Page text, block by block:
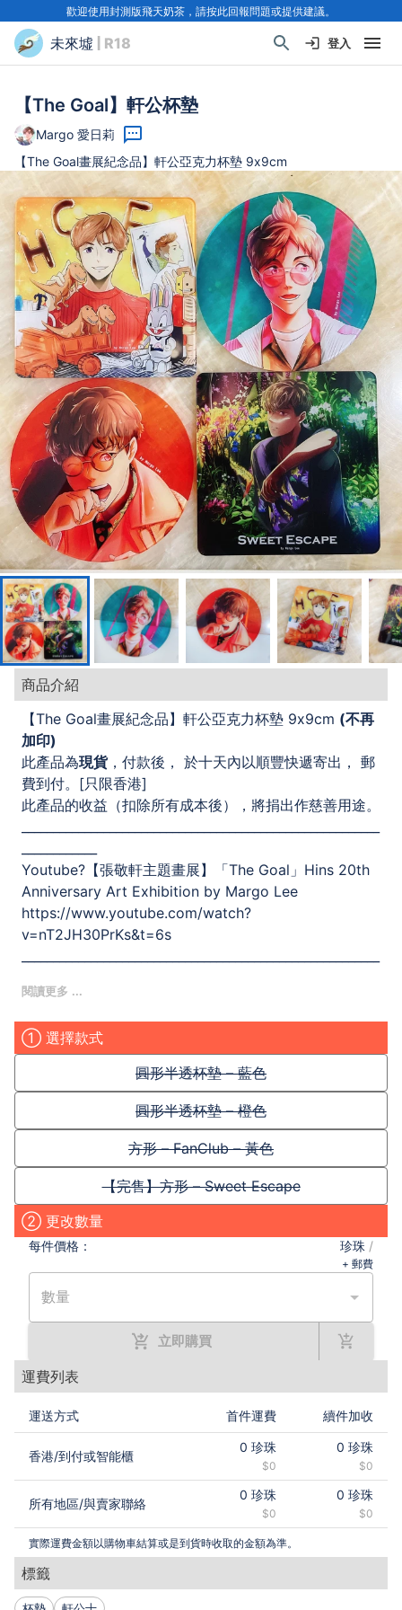
歡迎使用封測版飛天奶茶，請按此回報問題或提供建議。
未來墟 | R18 登入
【The Goal】軒公杯墊
Margo 愛日莉
【The Goal畫展紀念品】軒公亞克力杯墊 9x9cm
商品介紹
【The Goal畫展紀念品】軒公亞克力杯墊 9x9cm (不再
加印)
此產品為現貨，付款後， 於十天內以順豐快遞寄出， 郵
費到付。[只限香港]
此產品的收益（扣除所有成本後），將捐出作慈善用途。
Youtube?【張敬軒主題畫展】「The Goal」Hins 20th
Anniversary Art Exhibition by Margo Lee
https://www.youtube.com/watch?
v=nT2JH30PrKs&t=6s
Follow me?
Youtube| 愛日莉[Aibiri]
Instagram.Facebook.Twitter | @ margolee330
① 選擇款式
圓形半透杯墊 – 藍色
圓形半透杯墊 – 橙色
方形 – FanClub – 黃色
【完售】方形 – Sweet Escape
② 更改數量
每件價格： 珍珠 /
+ 郵費
數量
立即購買
運費列表
運送方式 首件運費 續件加收
香港/到付或智能櫃
0 珍珠
$0
0 珍珠
$0
所有地區/與賣家聯絡
0 珍珠
$0
0 珍珠
$0
實際運費金額以購物車結算或是到貨時收取的金額為準。
標籤